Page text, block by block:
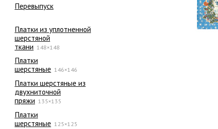
Перевыпуск
Платки из уплотненной
шерстяной
ткани 148×148
Платки
шерстяные 146×146
Платки шерстяные из
двухниточной
пряжи 135×135
Платки
шерстяные 125×125